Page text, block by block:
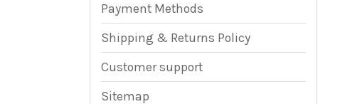
Payment Methods
Shipping & Returns Policy
Customer support
Sitemap